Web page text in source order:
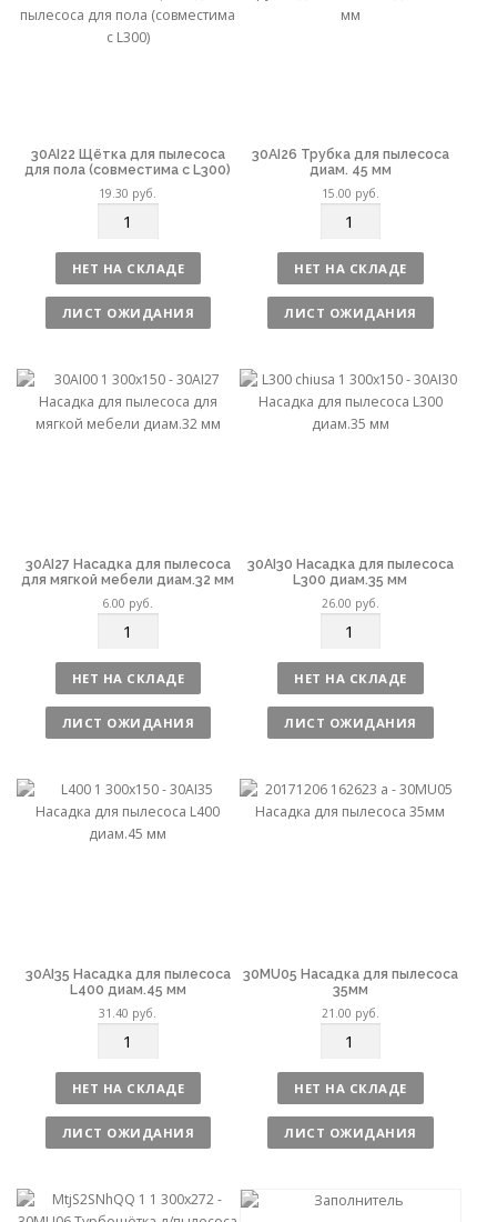
30AI22 Щётка для пылесоса
для пола (совместима с L300)
19.30 руб.
л
и
ч
е
о
НЕТ НА СКЛАДЕ
ЛИСТ ОЖИДАНИЯ
30AI26 Трубка для пылесоса
диам. 45 мм
15.00 руб.
л
и
ч
е
о
НЕТ НА СКЛАДЕ
ЛИСТ ОЖИДАНИЯ
30AI27 Насадка для пылесоса
для мягкой мебели диам.32 мм
6.00 руб.
л
и
ч
е
о
НЕТ НА СКЛАДЕ
ЛИСТ ОЖИДАНИЯ
30AI30 Насадка для пылесоса
L300 диам.35 мм
26.00 руб.
л
и
ч
е
о
НЕТ НА СКЛАДЕ
ЛИСТ ОЖИДАНИЯ
30AI35 Насадка для пылесоса
L400 диам.45 мм
31.40 руб.
л
и
ч
е
в
НЕТ НА СКЛАДЕ
ЛИСТ ОЖИДАНИЯ
30MU05 Насадка для пылесоса
35мм
21.00 руб.
л
и
ч
е
в
НЕТ НА СКЛАДЕ
ЛИСТ ОЖИДАНИЯ